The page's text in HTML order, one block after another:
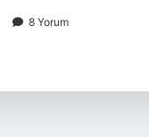
8 Yorum